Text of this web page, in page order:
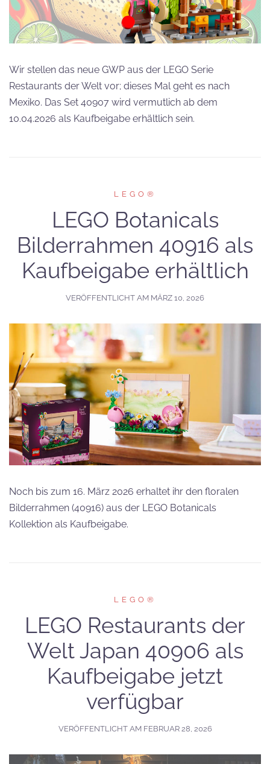
Wir stellen das neue GWP aus der LEGO Serie
Restaurants der Welt vor; dieses Mal geht es nach
Mexiko. Das Set 40907 wird vermutlich ab dem
10.04.2026 als Kaufbeigabe erhältlich sein.
LEGO®
LEGO Botanicals
Bilderrahmen 40916 als
Kaufbeigabe erhältlich
VERÖFFENTLICHT AM MÄRZ 10, 2026
Noch bis zum 16. März 2026 erhaltet ihr den floralen
Bilderrahmen (40916) aus der LEGO Botanicals
Kollektion als Kaufbeigabe.
LEGO®
LEGO Restaurants der
Welt Japan 40906 als
Kaufbeigabe jetzt
verfügbar
VERÖFFENTLICHT AM FEBRUAR 28, 2026